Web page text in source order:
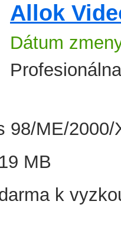
Allok
Dátum
98/ME/
MB
k